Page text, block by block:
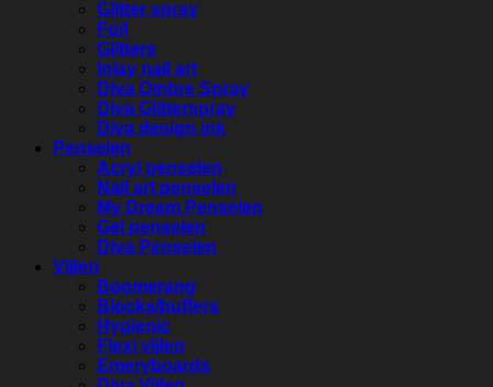
Glitter spray
Foil
Glitters
Inlay nail art
Diva Ombre Spray
Diva Glitterspray
Diva design ink
Penselen
Acryl penselen
Nail art penselen
My Dream Penselen
Gel penselen
Diva Penselen
Vijlen
Boomerang
Blocks/buffers
Hygienic
Flexi vijlen
Emeryboards